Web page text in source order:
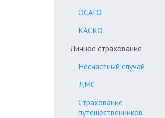
ОСАГО
КАСКО
Личное страхование
Несчастный случай
ДМС
Страхование
путешественников